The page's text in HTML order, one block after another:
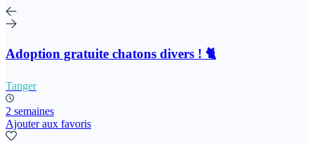
Adoption gratuite chatons divers ! 🐈
Tanger
2 semaines
Ajouter aux favoris